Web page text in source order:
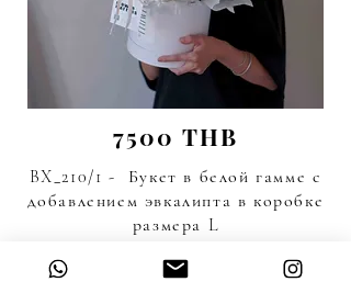
7500 THB
BX_210/1 - Букет в белой гамме с
добавлением эвкалипта в коробке
размера L